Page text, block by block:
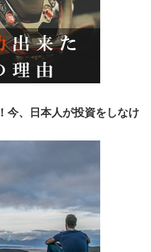
今、日本人が投資をしなけ